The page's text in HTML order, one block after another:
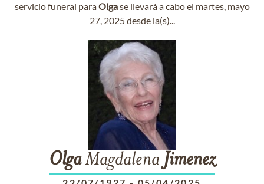
servicio funeral paraOlgase llevará a cabo el martes, mayo
27, 2025 desde la(s)...
OlgaMagdalena Jimenez